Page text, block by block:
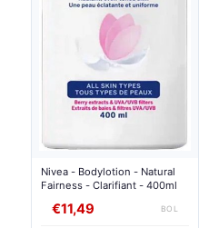
Nivea - Bodylotion - Natural
Fairness - Clarifiant - 400ml
€11,49 BOL